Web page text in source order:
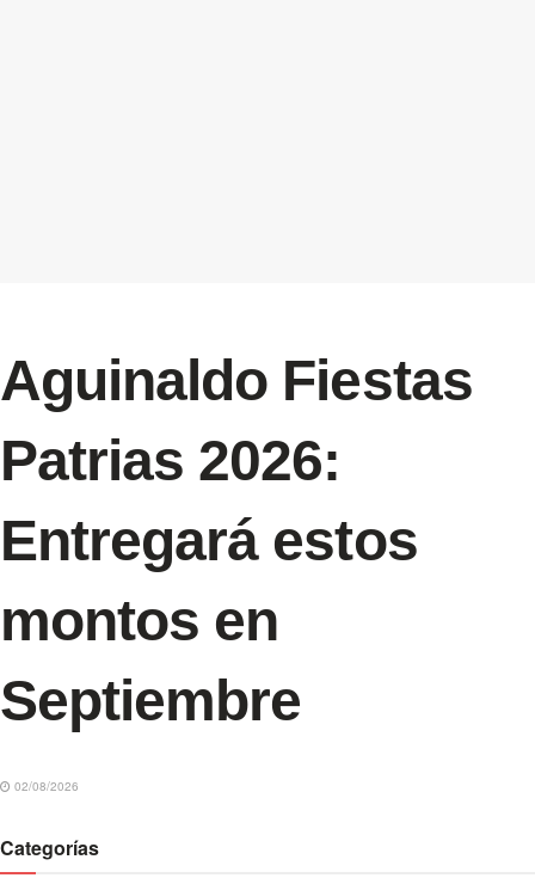
Aguinaldo Fiestas
Patrias 2026:
Entregará estos
montos en
Septiembre
02/08/2026
Categorías